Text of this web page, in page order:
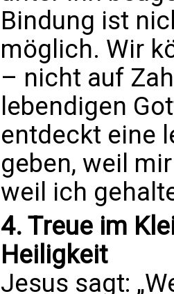
Bindung ist
möglich. Wir
– nicht auf
lebendigen
entdeckt eine
geben, weil
weil ich
4. Treue im
Heiligkeit
Jesus sagt: